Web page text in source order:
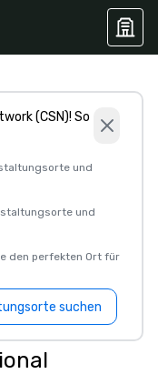
(CSN)! So
und
und
den perfekten Ort für
suchen